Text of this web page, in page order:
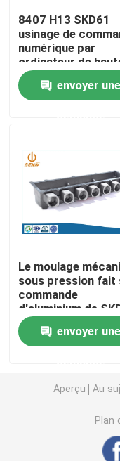
L'aluminium
Pièces de
Pièces de
Pièces de
Clôtures
Pièces en
la lingotière de
Les pièces
8407 H13 SKD61
usinage de
numérique par
ordinateur de
précision de pièces
d'auto de moulage
mécanique sous
envoyer une
Le moulage
sous pression fait
commande
d'aluminium de
H13 partie la
d'alliageenvoyer une
Aperçu Au
Plan